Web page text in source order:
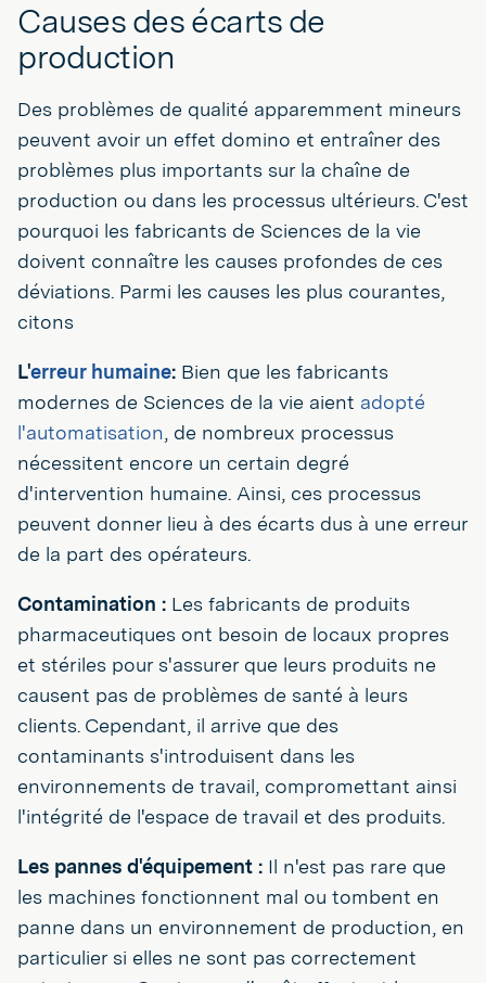
Causes des écarts de
production
Des problèmes de qualité apparemment mineurs
peuvent avoir un effet domino et entraîner des
problèmes plus importants sur la chaîne de
production ou dans les processus ultérieurs. C'est
pourquoi les fabricants de Sciences de la vie
doivent connaître les causes profondes de ces
déviations. Parmi les causes les plus courantes,
citons
L'erreur humaine: Bien que les fabricants
modernes de Sciences de la vie aient adopté
l'automatisation, de nombreux processus
nécessitent encore un certain degré
d'intervention humaine. Ainsi, ces processus
peuvent donner lieu à des écarts dus à une erreur
de la part des opérateurs.
Contamination : Les fabricants de produits
pharmaceutiques ont besoin de locaux propres
et stériles pour s'assurer que leurs produits ne
causent pas de problèmes de santé à leurs
clients. Cependant, il arrive que des
contaminants s'introduisent dans les
environnements de travail, compromettant ainsi
l'intégrité de l'espace de travail et des produits.
Les pannes d'équipement : Il n'est pas rare que
les machines fonctionnent mal ou tombent en
panne dans un environnement de production, en
particulier si elles ne sont pas correctement